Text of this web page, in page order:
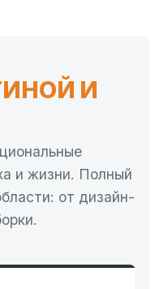
И
и жизни. Полный
от дизайн-